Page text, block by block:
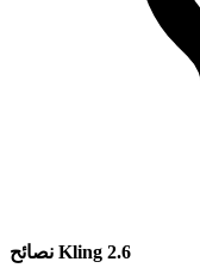
نصائح Kling 2.6